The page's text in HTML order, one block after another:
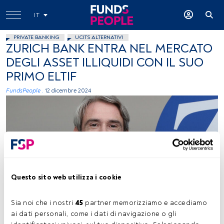
Questo sito web utilizza i cookie
Sia noi che i nostri 45 partner memorizziamo e accediamo
ai dati personali, come i dati di navigazione o gli
IT
PRIVATE BANKING UCITS ALTERNATIVI
ZURICH BANK ENTRA NEL MERCATO
DEGLI ASSET ILLIQUIDI CON IL SUO
PRIMO ELTIF
FundsPeople . 12 dicembre 2024
Silvio Ruggiu, foto ceduta (Zurich Bank)
Tempo di lettura: 2 min.